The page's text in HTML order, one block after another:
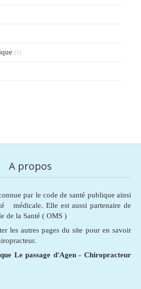
(5)
A propos
par le code de santé publique ainsi
médicale. Elle est aussi partenaire de
de la Santé ( OMS )
les autres pages du site pour en savoir
Le passage d'Agen - Chiropracteur